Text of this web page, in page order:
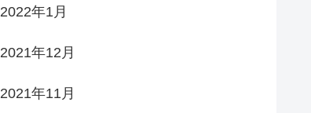
2022年1月
2021年12月
2021年11月